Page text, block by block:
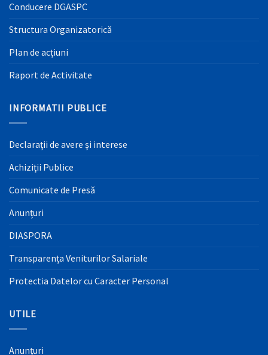
Conducere DGASPC
Structura Organizatorică
Plan de acțiuni
Raport de Activitate
INFORMATII PUBLICE
Declaraţii de avere şi interese
Achiziţii Publice
Comunicate de Presă
Anunțuri
DIASPORA
Transparența Veniturilor Salariale
Protectia Datelor cu Caracter Personal
UTILE
Anunțuri